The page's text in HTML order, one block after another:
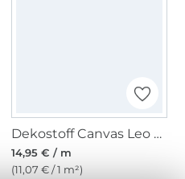
Dekostoff Canvas Leo Love, wollweiß
14,95 € / m
(11,07 € / 1 m²)